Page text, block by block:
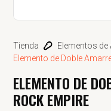
Tienda
Elementos de
Elemento de Doble
ELEMENTO DE
ROCK EMPIRE